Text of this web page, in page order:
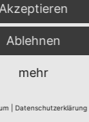
Akzeptieren
Ablehnen
mehr
Datenschutzerklärung